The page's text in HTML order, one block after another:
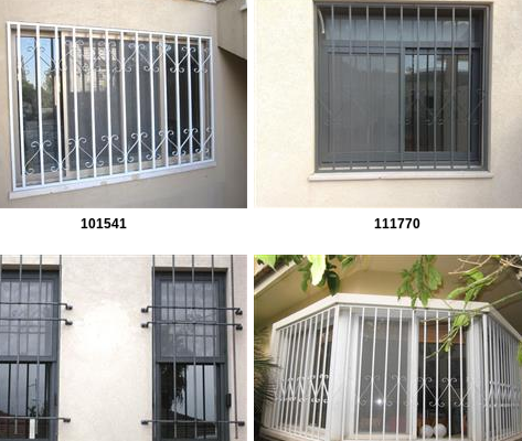
101541 111770